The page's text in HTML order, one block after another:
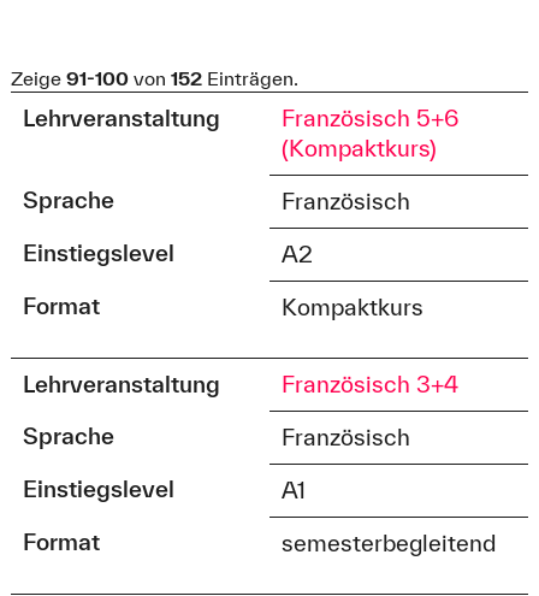
Zeige 91-100von 152Einträgen.
Lehrveranstaltung
Französisch 5+6
(Kompaktkurs)
Sprache
Französisch
Einstiegslevel
A2
Format
Kompaktkurs
Lehrveranstaltung
Französisch 3+4
Sprache
Französisch
Einstiegslevel
A1
Format
semesterbegleitend